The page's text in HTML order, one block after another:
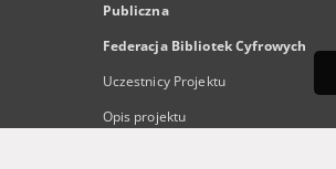
Publiczna
Federacja Bibliotek Cyfrowych
Uczestnicy Projektu
Opis projektu